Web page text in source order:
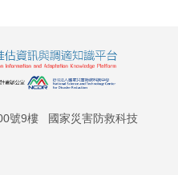
號9樓 國家災害防救科技